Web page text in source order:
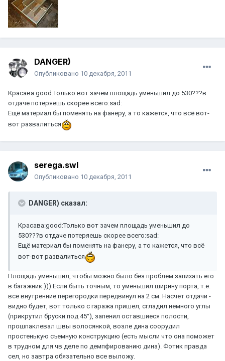
DANGER)
Опубликовано 10 декабря, 2011
Красава:good:Только вот зачем площадь уменьшил до 530???в
отдаче потеряешь скорее всего:sad:
Ещё материал бы поменять на фанеру, а то кажется, что всё вот-
вот развалиться
serega.swl
Опубликовано 10 декабря, 2011
DANGER) сказал:
Красава:good:Только вот зачем площадь уменьшил до
530???в отдаче потеряешь скорее всего:sad:
Ещё материал бы поменять на фанеру, а то кажется, что всё
вот-вот развалиться
Площадь уменьшил, чтобы можно было без проблем запихать его
в багажник.))) Если быть точным, то уменьшил ширину порта, т.е.
все внутренние перегородки передвинул на 2 см. Насчет отдачи -
видно будет, вот только с гаража пришел, сгладил немного углы
(прикрутил бруски под 45°), запенил оставшиеся полости,
прошпаклевал швы волосянкой, возле дина соорудил
простенькую съемную конструкцию (есть мысли что она поможет
в трудном для чв деле по демпфированию дина). Фотик правда
сел, но завтра обязательно все выложу.